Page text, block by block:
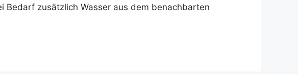
Bedarf zusätzlich Wasser aus dem benachbarten